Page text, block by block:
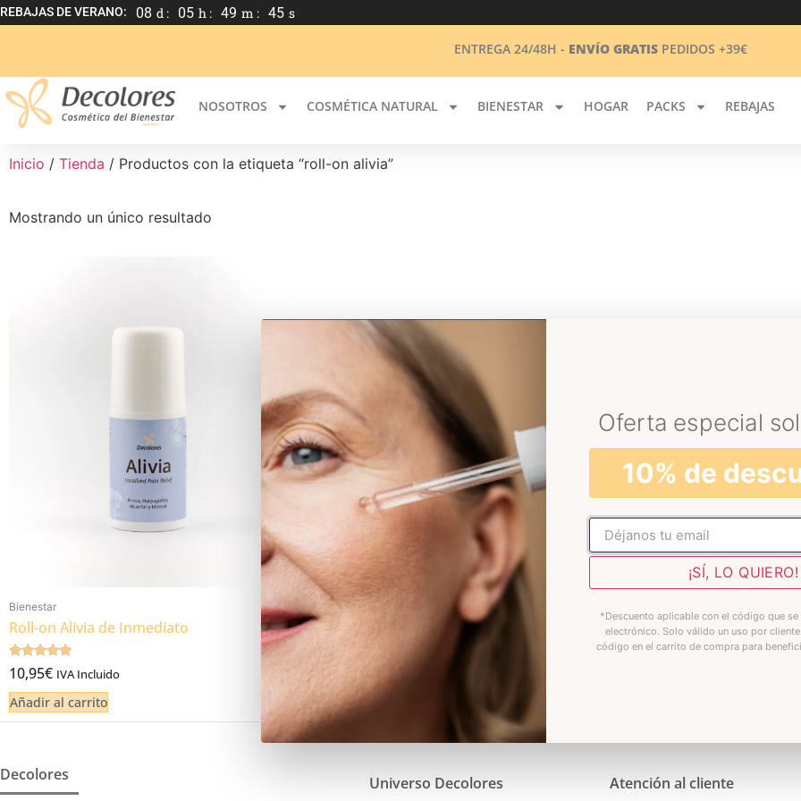
REBAJAS DE VERANO: 08 d : 05 h : 49 m : 45 s
ENTREGA 24/48H - ENVÍO GRATIS PEDIDOS +39€
NOSOTROS COSMÉTICA NATURAL BIENESTAR HOGAR PACKS REBAJAS
Inicio / Tienda / Productos con la etiqueta “roll-on alivia”
Mostrando un único resultado
Bienestar
Roll-on Alivia de Inmediato
Valorado
4.97
de 5
10,95€ IVA Incluido
Añadir al carrito
Decolores Universo Decolores Atención al cliente
Oferta especial
10% de
No rellenar
¡SÍ, LO QUIERO!
*Descuento aplicable con el código que
electrónico. Solo válido un uso por
código en el carrito de compra para